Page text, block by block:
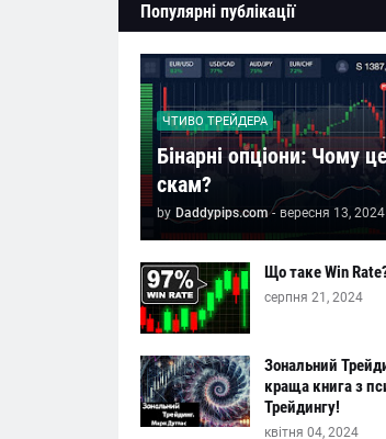
Популярні публікації
ЧТИВО ТРЕЙДЕРА
Бінарні опціони: Чому
скам?
by Daddypips.com - вересня 13, 2024
Що таке Win
серпня 21, 2024
Зональний
краща книга з
Трейдингу!
квітня 04, 2024